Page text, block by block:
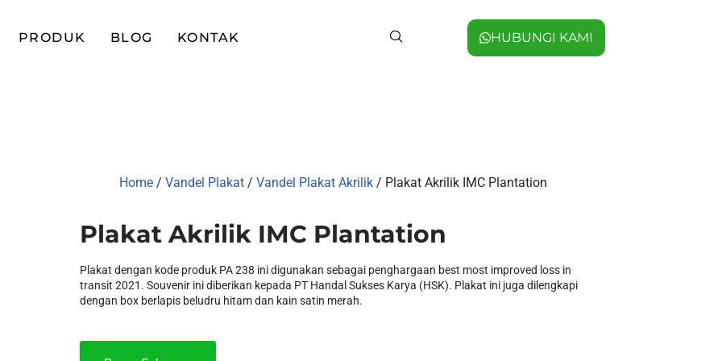
PRODUK BLOG KONTAK HUBUNGI KAMI
Home /Vandel Plakat /Vandel Plakat Akrilik / Plakat Akrilik IMC Plantation
Plakat Akrilik IMC Plantation
Plakat dengan kode produk PA 238 ini digunakan sebagai penghargaan best most improved loss in
transit 2021. Souvenir ini diberikan kepada PT Handal Sukses Karya (HSK). Plakat ini juga dilengkapi
dengan box berlapis beludru hitam dan kain satin merah.